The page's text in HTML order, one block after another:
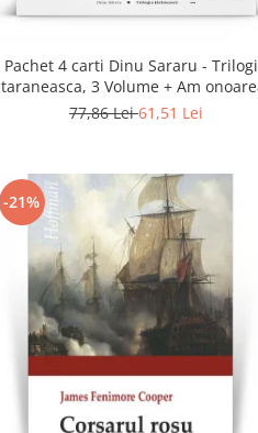
Pachet 4 carti Dinu Sararu -
taraneasca, 3 Volume + Am
domnule colonel!
77,86 Lei61,51 Lei
-21%